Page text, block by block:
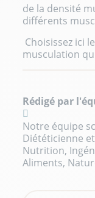
de la densité
différents
Choisissez ici le
musculation
Rédigé par
Notre équipe
Diététicienne
Nutrition,
Aliments,